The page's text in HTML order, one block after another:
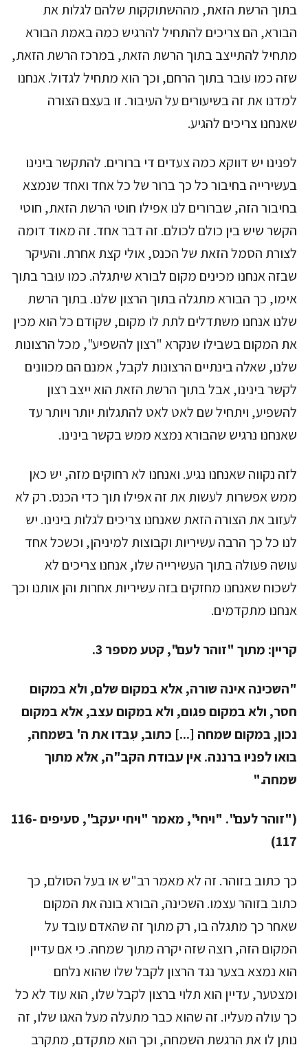
בתוך הרשת הזאת, מההשתוקקות שלהם לגלות את
הבורא, הם צריכים להתחיל להרגיש כמה באמת הבורא
מתחיל להתייצב בתוך הרשת הזאת, במרכז הרשת הזאת,
שזה כמו עוּבר בתוך הרחם, וכך הוא מתחיל לגדול. אנחנו
למדנו את זה בשיעורים על העיבור. זו בעצם הצורה
שאנחנו צריכים להגיע.
לפנינו יש דווקא כמה צעדים די ברורים. להתקשר בינינו
בעשירייה בחיבור כל כך ברור של כל אחד ואחד שנמצא
בחיבור הזה, שברורים לנו אפילו חוטי הרשת הזאת, חוטי
הקשר שיש בין כולם לכולם. זה דבר אחד. זה מאוד דומה
לצורת הסמל הזאת של הכנס, אולי קצת אחרת. והעיקר
שבזה אנחנו מכינים מקום לבורא שיתגלה. כמו עוּבר בתוך
אימו, כך הבורא מתגלה בתוך הרצון שלנו. בתוך הרשת
שלנו אנחנו משתדלים לתת לו מקום, שקודם כל הוא מכין
את המקום בשבילו שנקרא "רצון להשפיע", מכל הרצונות
שלנו, שאלה בינתיים הרצונות לקבל, אמנם הם מכוונים
לקשר בינינו, אבל בתוך הרשת הזאת הוא ייצב רצון
להשפיע, ויתחיל שם לאט לאט להתגלות יותר ויותר עד
שאנחנו נרגיש שהבורא נמצא ממש בקשר בינינו.
לזה נקווה שאנחנו נגיע. ואנחנו לא רחוקים מזה, יש כאן
ממש אפשרות לעשות את זה אפילו תוך כדי הכנס. רק לא
לעזוב את הצורה הזאת שאנחנו צריכים לגלות בינינו. יש
לנו כל כך הרבה עשיריות וקבוצות למיניהן, וכשכל אחד
עושה פעולה בתוך העשירייה שלו, אנחנו צריכים לא
לשכוח שאנחנו מחזקים בזה עשיריות אחרות והן אותנו וכך
אנחנו מתקדמים.
קריין: מתוך "זוהר לעם", קטע מספר 3.
"השכינה אינה שורה, אלא במקום שלם, ולא במקום
חסר, ולא במקום פגום, ולא במקום עצב, אלא במקום
נכון, במקום שמחה [...] כתוב, עִבדו את ה' בשמחה,
בואו לפניו ברננה. אין עבודת הקב"ה, אלא מתוך
שמחה."
("זוהר לעם". "ויחי", מאמר "ויחי יעקב", סעיפים 116-
117)
כך כתוב בזוהר. זה לא מאמר רב"ש או בעל הסולם, כך
כתוב בזוהר עצמו. השכינה, הבורא בונה את המקום
שאחר כך מתגלה בו, רק מתוך זה שהאדם עובד על
המקום הזה, רוצה שזה יקרה מתוך שמחה. כי אם עדיין
הוא נמצא בצער נגד הרצון לקבל שלו שהוא נלחם
ומצטער, עדיין הוא תלוי ברצון לקבל שלו, הוא עוד לא כל
כך עולה מעליו. זה שהוא כבר מתעלה מעל האגו שלו, זה
נותן לו את הרגשת השמחה, וכך הוא מתקדם, מתקרב